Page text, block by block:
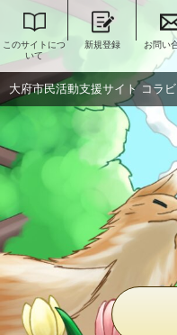
このサイトにつ
いて
新規登録 お問い
大府市民活動支援サイト コラ